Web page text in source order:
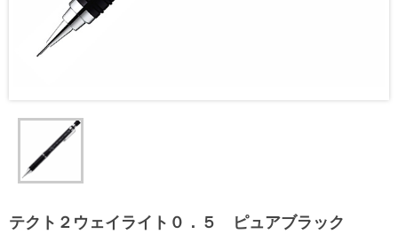
テクト２ウェイライト０．５ ピュアブラック